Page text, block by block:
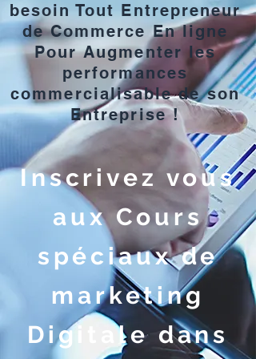
besoin Tout Entrepreneur
de Commerce En ligne
Pour Augmenter les
performances
commercialisable de son
Entreprise !
Inscrivez vous
aux Cours
spéciaux de
marketing
Digitale dans